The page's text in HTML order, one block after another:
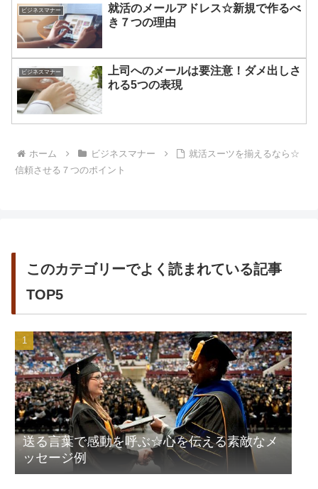
ビジネスマナー
就活のメールアドレス☆新規で作るべ
き７つの理由
ビジネスマナー
上司へのメールは要注意！ダメ出しさ
れる5つの表現
ホーム ビジネスマナー
就活スーツを揃えるなら☆
信頼させる７つのポイント
このカテゴリーでよく読まれている記事
TOP5
送る言葉で感動を呼ぶ☆心を伝える素敵なメ
ッセージ例